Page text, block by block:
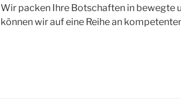
Wir packen Ihre Botschaften in bewegte
können wir auf eine Reihe an